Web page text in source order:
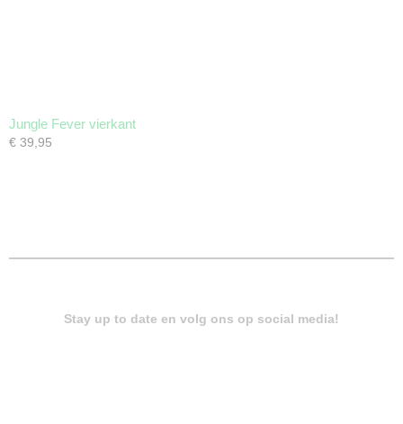
Jungle Fever vierkant
€ 39,95
Stay up to date en volg ons op social media!